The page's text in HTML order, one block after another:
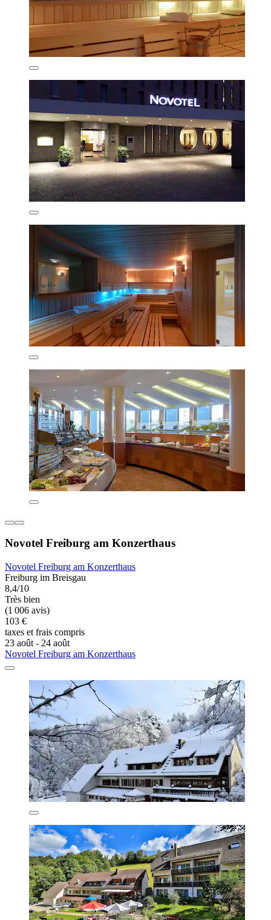
Novotel Freiburg am Konzerthaus
Novotel Freiburg am Konzerthaus
Freiburg im Breisgau
8,4/10
Très bien
(1 006 avis)
103 €
taxes et frais compris
23 août - 24 août
Novotel Freiburg am Konzerthaus